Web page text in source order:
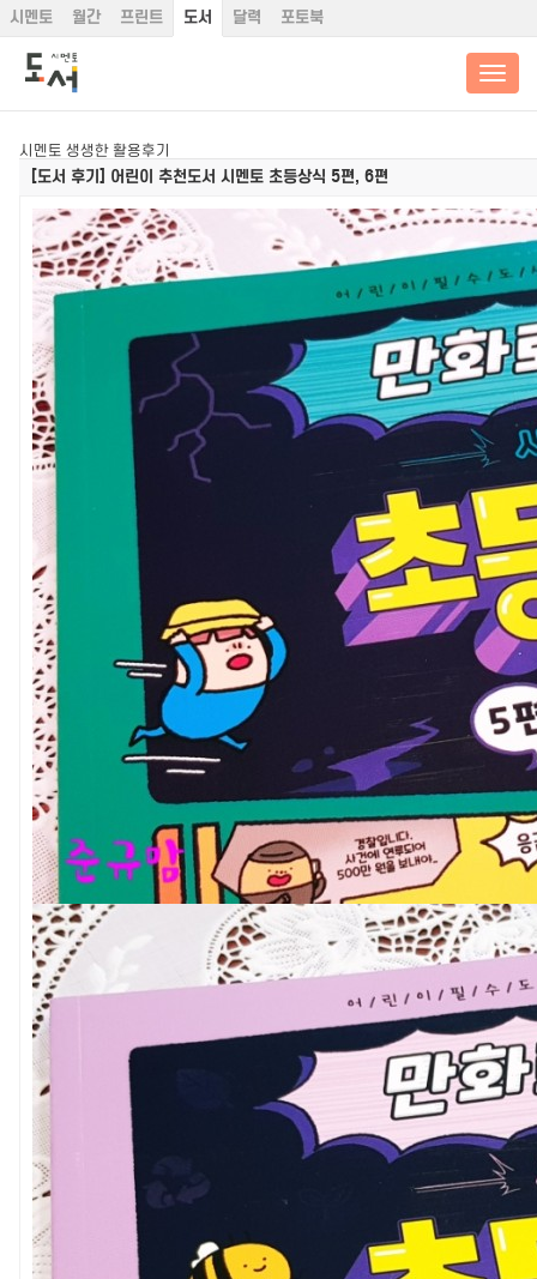
시멘토 월간 프린트 도서 달력 포토북
시멘토 생생한 활용후기
[도서 후기] 어린이 추천도서 시멘토 초등상식 5편, 6편